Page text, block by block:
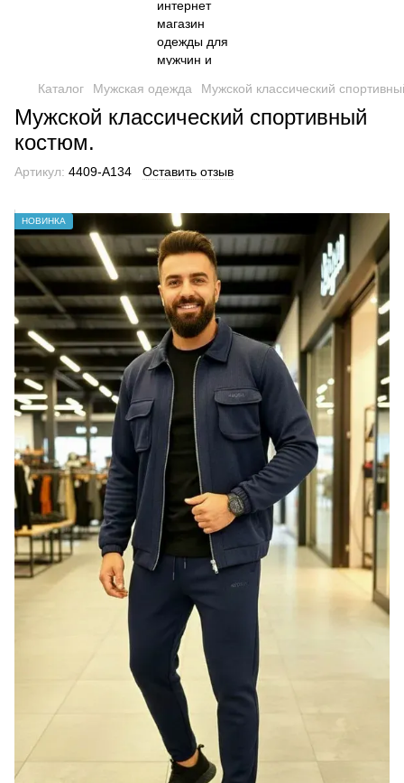
Каталог Мужская одежда Мужской классический
Мужской классический спортивный
костюм.
Артикул: 4409-А134 Оставить отзыв
НОВИНКА